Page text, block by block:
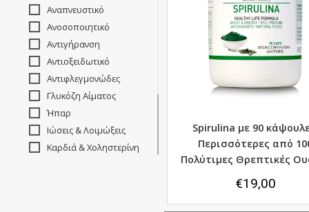
Αναπνευστικό
Ανοσοποιητικό
Αντιγήρανση
Αντιοξειδωτικό
Αντιφλεγμονώδες
Γλυκόζη Αίματος
Ήπαρ
Ιώσεις & Λοιμώξεις
Καρδιά & Χοληστερίνη
Spirulina με 90
Περισσότερες από
Πολύτιμες Θρεπτικές
€19,00